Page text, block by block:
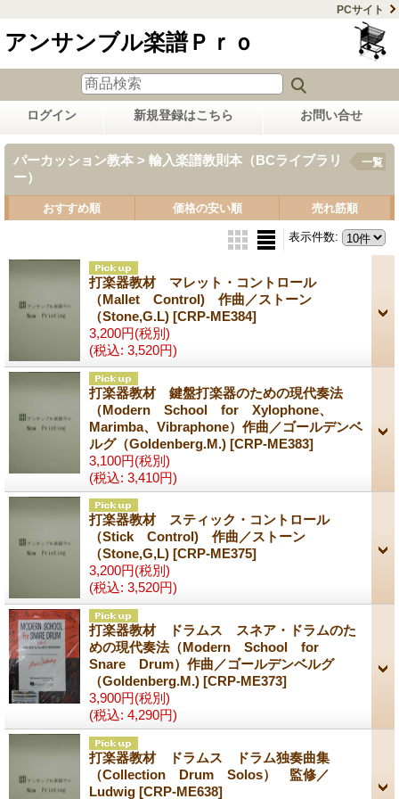
PCサイト
アンサンブル楽譜Ｐｒｏ
ログイン 新規登録はこちら お問い合せ
パーカッション教本 > 輸入楽譜教則本（BCライブラリ
ー）
一覧
おすすめ順 価格の安い順 売れ筋順
表示件数:
打楽器教材 マレット・コントロール
（Mallet Control) 作曲／ストーン
（Stone,G.L) [CRP-ME384]
3,200円(税別)
(税込: 3,520円)
打楽器教材 鍵盤打楽器のための現代奏法
（Modern School for Xylophone、
Marimba、Vibraphone）作曲／ゴールデンベ
ルグ（Goldenberg.M.) [CRP-ME383]
3,100円(税別)
(税込: 3,410円)
打楽器教材 スティック・コントロール
（Stick Control) 作曲／ストーン
（Stone,G,L) [CRP-ME375]
3,200円(税別)
(税込: 3,520円)
打楽器教材 ドラムス スネア・ドラムのた
めの現代奏法（Modern School for
Snare Drum）作曲／ゴールデンベルグ
（Goldenberg.M.) [CRP-ME373]
3,900円(税別)
(税込: 4,290円)
打楽器教材 ドラムス ドラム独奏曲集
（Collection Drum Solos） 監修／
Ludwig [CRP-ME638]